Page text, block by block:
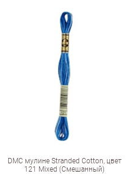
DMC мулине Stranded Cotton, цвет
121 Mixed (Смешанный)